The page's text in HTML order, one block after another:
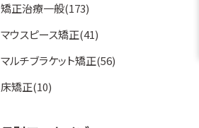
矯正治療一般(173)
マウスピース矯正(41)
マルチブラケット矯正(56)
床矯正(10)